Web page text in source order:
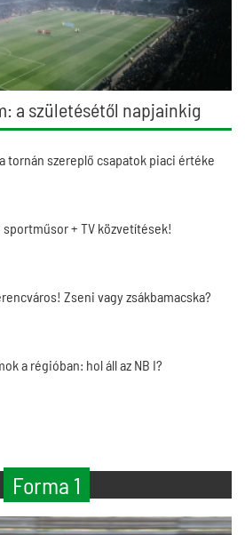
a születésétől napjainkig
tornán szereplő csapatok piaci értéke
sportműsor + TV közvetítések!
Zseni vagy zsákbamacska?
a régióban: hol áll az NB I?
Forma 1